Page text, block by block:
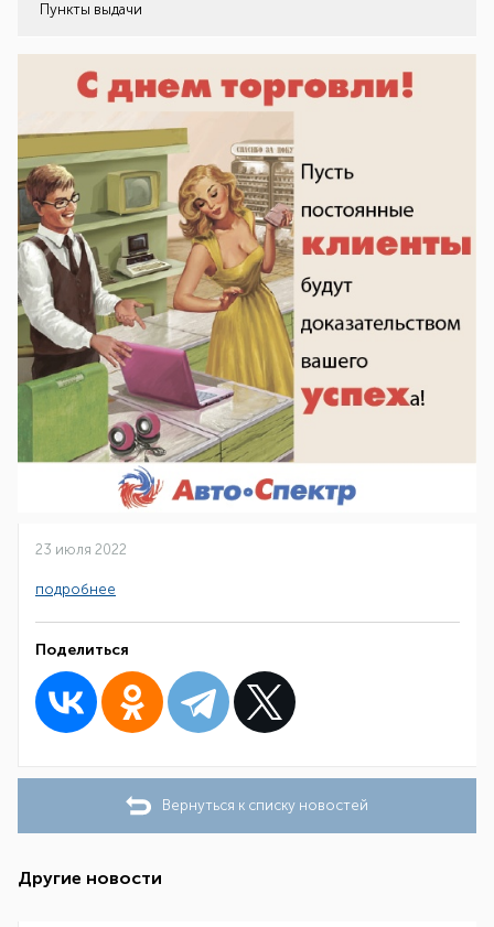
Пункты выдачи
23 июля 2022
подробнее
Поделиться
Вернуться к списку новостей
Другие новости